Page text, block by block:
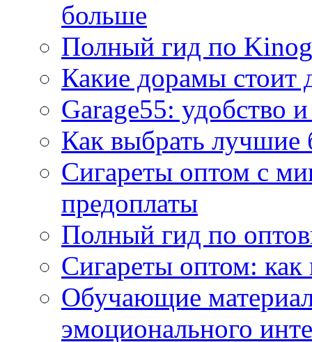
больше
Полный гид по
Какие дорамы стоит
Garage55: удобство
Как выбрать
Сигареты оптом с
предоплаты
Полный гид по
Сигареты оптом:
Обучающие
эмоционального